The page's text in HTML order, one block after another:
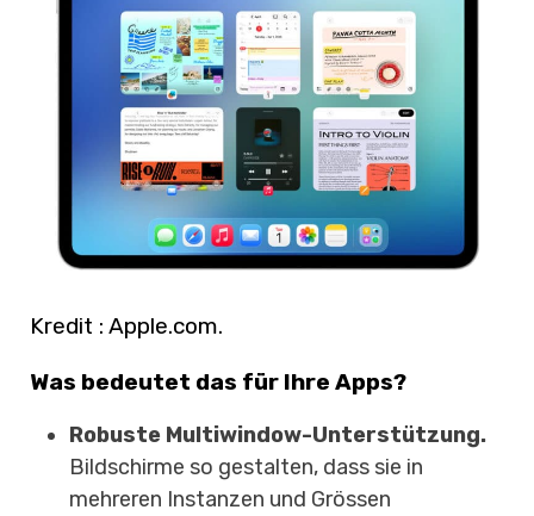
Kredit : Apple.com.
Was bedeutet das für Ihre Apps?
Robuste Multiwindow-Unterstützung.
Bildschirme so gestalten, dass sie in
mehreren Instanzen und Grössen